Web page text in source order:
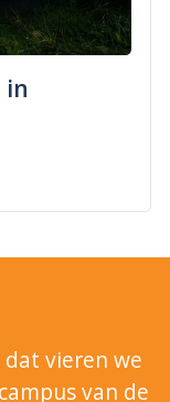
in
dat vieren we
van de